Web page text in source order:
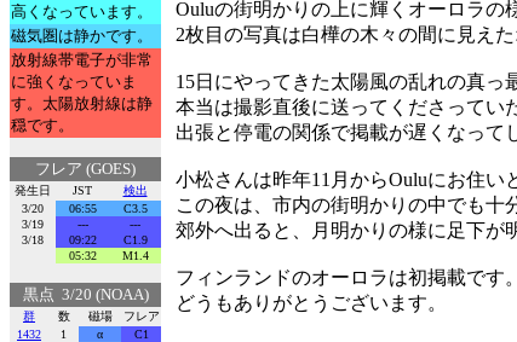
高くなっています。
磁気圏は静かです。
放射線帯電子が非常
に強くなっていま
す。太陽放射線は静
穏です。
フレア (GOES)
発生日 JST
検出
3/20
06:55
C3.5
3/19
---
---
3/18
09:22
C1.9
05:32
M1.4
黒点 3/20 (NOAA)
群 数 磁場
フレア
1432
1 α
C1
Ouluの街明かりの上に輝くオーロラの
2枚目の写真は白樺の木々の間に見えた
15日にやってきた太陽風の乱れの真っ
本当は撮影直後に送ってくださってい
出張と停電の関係で掲載が遅くなって
小松さんは昨年11月からOuluにお住い
この夜は、市内の街明かりの中でも十
郊外へ出ると、月明かりの様に足下が
フィンランドのオーロラは初掲載です。
どうもありがとうございます。